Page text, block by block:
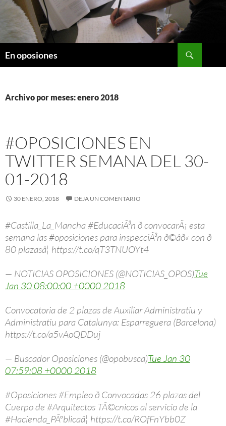
Saltar
contenido
En oposiones
Archivo por meses: enero 2018
#OPOSICIONES EN
TWITTER SEMANA DEL 30-
01-2018
30 ENERO, 2018 DEJA UN COMENTARIO
#Castilla_La_Mancha #EducaciÃ³n ð convocarÃ¡ esta
semana las #oposiciones para inspecciÃ³n ð©âð« con ð
80 plazasâ¦ https://t.co/qT3TNUOYt4
— NOTICIAS OPOSICIONES (@NOTICIAS_OPOS)Tue
Jan 30 08:00:00 +0000 2018
Convocatoria de 2 plazas de Auxiliar Administratiu y
Administratiu para Catalunya: Esparreguera (Barcelona)
https://t.co/a5vAoQDDuj
— Buscador Oposiciones (@opobusca)Tue Jan 30
07:59:08 +0000 2018
#Oposiciones #Empleo ð Convocadas 26 plazas del
Cuerpo de #Arquitectos TÃ©cnicos al servicio de la
#Hacienda_PÃºblicaâ¦ https://t.co/ROfFnYbb0Z